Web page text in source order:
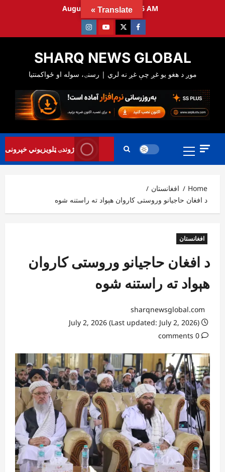
August 8, 2026 6:28:37 AM
Facebook
Twitter
Youtube
Instagram
SHARQ NEWS GLOBAL
Primary
ژوندۍ ټلویزیوني خپرونی
Home
افغانستان
د افغان حاجیانو وروستی کاروان هېواد ته راستنه شوه
افغانستان
د افغان حاجیانو وروستی کاروان
هېواد ته راستنه شوه
sharqnewsglobal.com
0 comments
Translate »